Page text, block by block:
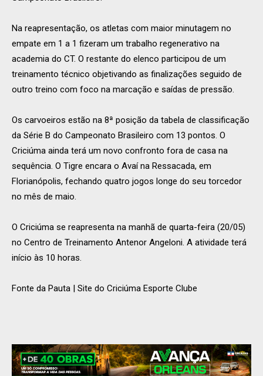
Na reapresentação, os atletas com maior minutagem no
empate em 1 a 1 fizeram um trabalho regenerativo na
academia do CT. O restante do elenco participou de um
treinamento técnico objetivando as finalizações seguido de
outro treino com foco na marcação e saídas de pressão.
Os carvoeiros estão na 8ª posição da tabela de classificação
da Série B do Campeonato Brasileiro com 13 pontos. O
Criciúma ainda terá um novo confronto fora de casa na
sequência. O Tigre encara o Avaí na Ressacada, em
Florianópolis, fechando quatro jogos longe do seu torcedor
no mês de maio.
O Criciúma se reapresenta na manhã de quarta-feira (20/05)
no Centro de Treinamento Antenor Angeloni. A atividade terá
início às 10 horas.
Fonte da Pauta | Site do Criciúma Esporte Clube